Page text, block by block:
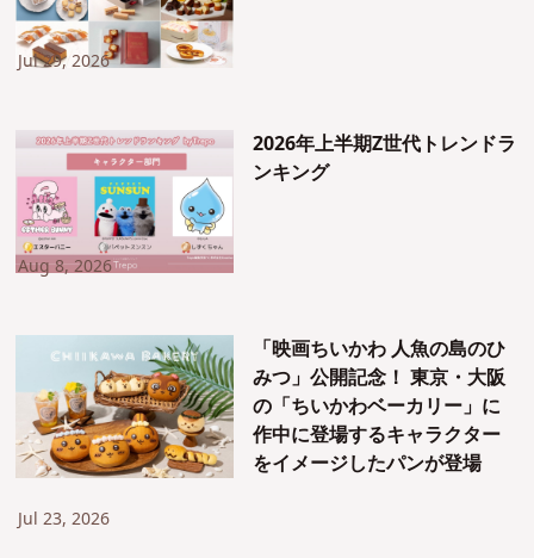
Jul 29, 2026
2026年上半期Z世代トレンドラ
ンキング
Aug 8, 2026
「映画ちいかわ 人魚の島のひ
みつ」公開記念！ 東京・大阪
の「ちいかわベーカリー」に
作中に登場するキャラクター
をイメージしたパンが登場
Jul 23, 2026